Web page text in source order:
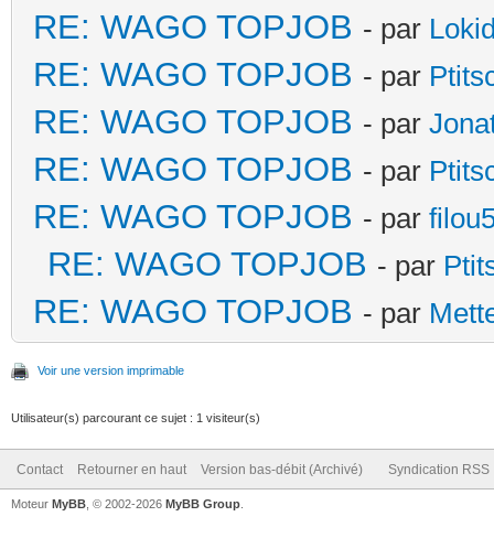
RE: WAGO TOPJOB - par
RE: WAGO TOPJOB - par
RE: WAGO TOPJOB - par
RE: WAGO TOPJOB - par
RE: WAGO TOPJOB - par
RE: WAGO TOPJOB - par
RE: WAGO TOPJOB - par
Voir une version imprimable
Utilisateur(s) parcourant ce sujet : 1 visiteur(s)
Contact Retourner en haut Version bas-débit (Archivé) Syndication RSS
Moteur MyBB , © 2002-2026 MyBB Group